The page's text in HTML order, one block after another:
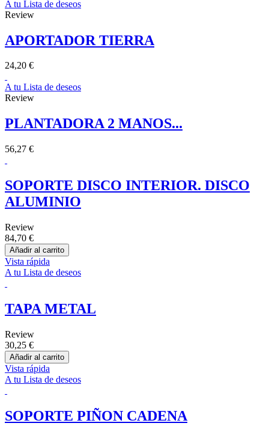
A tu Lista de deseos
Review
APORTADOR TIERRA
24,20 €
A tu Lista de deseos
Review
PLANTADORA 2 MANOS...
56,27 €
SOPORTE DISCO INTERIOR. DISCO
ALUMINIO
Review
84,70 €
Añadir al carrito
Vista rápida
A tu Lista de deseos
TAPA METAL
Review
30,25 €
Añadir al carrito
Vista rápida
A tu Lista de deseos
SOPORTE PIÑON CADENA